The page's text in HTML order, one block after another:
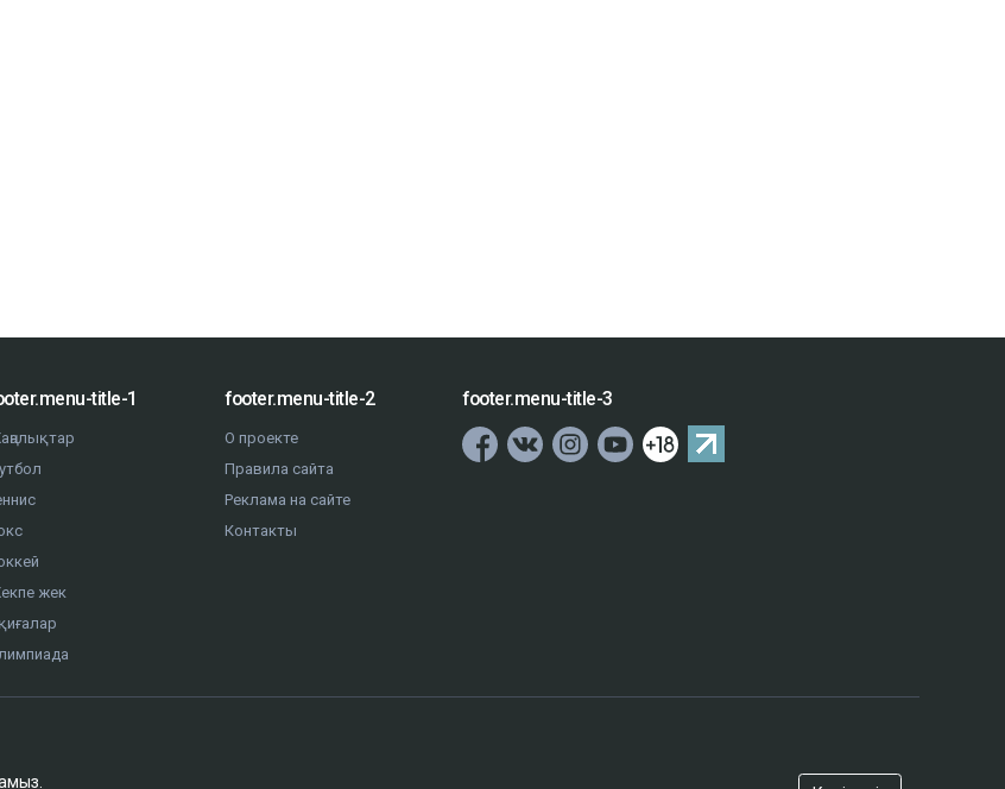
title-1
жек
footer.menu-title-2
О проекте
Правила сайта
Реклама на сайте
Контакты
footer.menu-title-3